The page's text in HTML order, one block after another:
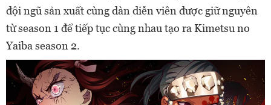
đội ngũ sản xuất cùng dàn diễn viên được giữ nguyên
từ season 1 để tiếp tục cùng nhau tạo ra Kimetsu no
Yaiba season 2.